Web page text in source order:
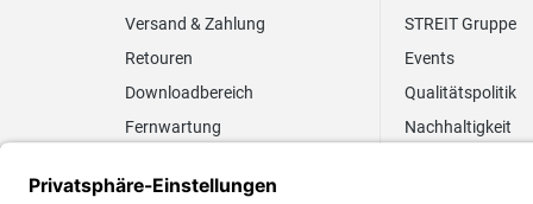
Versand & Zahlung
Retouren
Downloadbereich
Fernwartung
Elektronischer
STREIT Gruppe
Events
Qualitätspolitik
Nachhaltigkeit